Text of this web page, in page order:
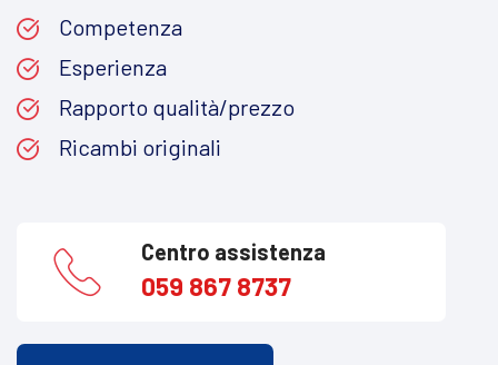
Competenza
Esperienza
Rapporto qualità/prezzo
Ricambi originali
Centro assistenza
059 867 8737